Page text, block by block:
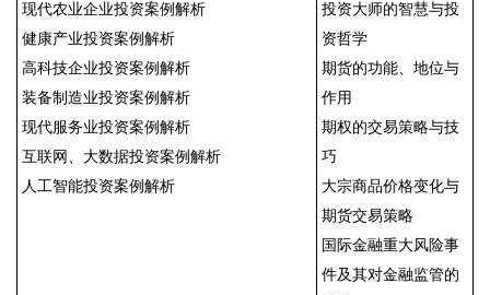
现代农业企业投资案例解析
健康产业投资案例解析
高科技企业投资案例解析
装备制造业投资案例解析
现代服务业投资案例解析
互联网、大数据投资案例解析
人工智能投资案例解析
投资大师的智慧与投
资哲学
期货的功能、地位与
作用
期权的交易策略与技
巧
大宗商品价格变化与
期货交易策略
国际金融重大风险事
件及其对金融监管的